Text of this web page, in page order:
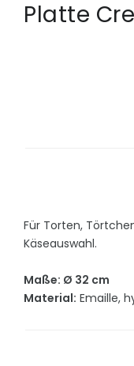
Platte
Für Torten,
Käseauswahl.
Maße: Ø 32 cm
Material: Emaille,